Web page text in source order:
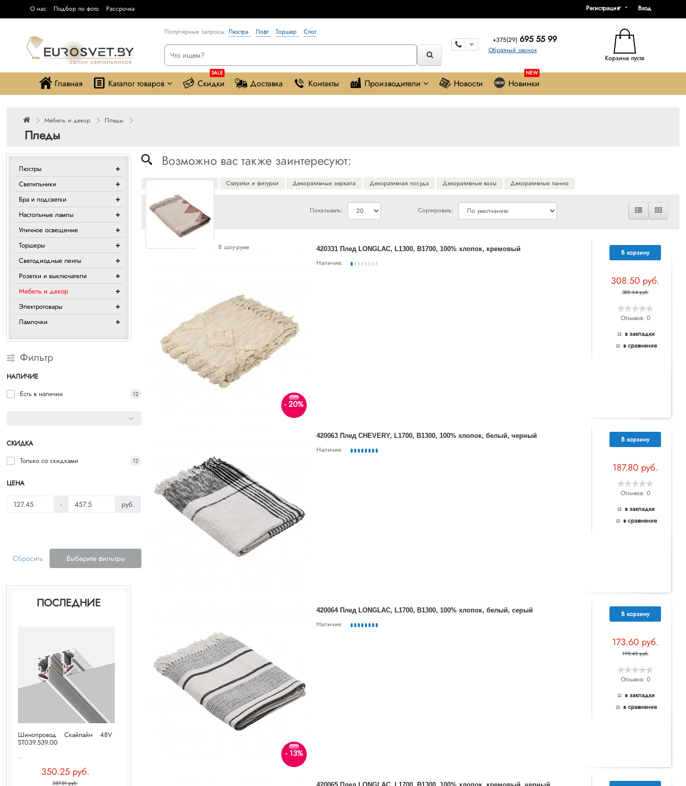
О нас Подбор по фото Рассрочка Вход
Регистрация
Корзина пуста
Популярные запросы: Люстра Лофт Торшер
Спот
+375(29) 695 55 99
Обратный звонок
Главная Каталог товаров
SALE
Скидки Доставка Контакты Производители Новости
NEW
Новинки
Мебель и декор Пледы
Пледы
Люстры
Светильники
Бра и подсветки
Настольные лампы
Уличное освещение
Торшеры
Светодиодные ленты
Розетки и выключатели
Мебель и декор
Электротовары
Лампочки
Фильтр
НАЛИЧИЕ
Есть в наличии
12
СКИДКА
Только со cкидками
12
ЦЕНА
- руб.
Сбросить Выберите фильтры
ПОСЛЕДНИЕ
Шинопровод Скайлайн 48V
ST039.539.00
..
350.25 руб.
587.81 руб.
Возможно вас также заинтересуют:
Декоративные подушки Статуэтки и фигурки Декоративные зеркала Декоративная посуда Декоративные вазы Декоративные панно
Сравнения Сортировать:
Показывать:
В шоу-руме
- 20%
420331 Плед LONGLAC, L1300, B1700, 100% хлопок, кремовый
Наличие:
В корзину
308.50 руб.
385.64 руб.
Отзывов: 0
в закладки
в сравнение
420063 Плед CHEVERY, L1700, B1300, 100% хлопок, белый, черный
Наличие:
В корзину
187.80 руб.
Отзывов: 0
в закладки
в сравнение
- 13%
420064 Плед LONGLAC, L1700, B1300, 100% хлопок, белый, серый
Наличие:
В корзину
173.60 руб.
198.45 руб.
Отзывов: 0
в закладки
в сравнение